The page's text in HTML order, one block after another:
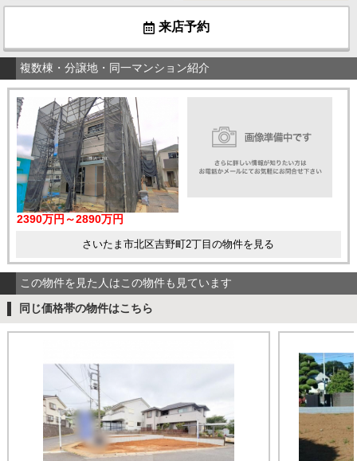
来店予約
複数棟・分譲地・同一マンション紹介
2390万円～2890万円
さいたま市北区吉野町2丁目の物件を見る
この物件を見た人はこの物件も見ています
同じ価格帯の物件はこちら